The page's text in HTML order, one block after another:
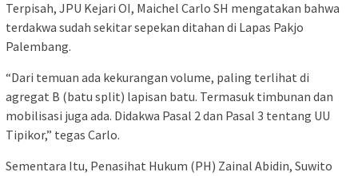
Terpisah, JPU Kejari OI, Maichel Carlo SH mengatakan bahwa
terdakwa sudah sekitar sepekan ditahan di Lapas Pakjo
Palembang.
“Dari temuan ada kekurangan volume, paling terlihat di
agregat B (batu split) lapisan batu. Termasuk timbunan dan
mobilisasi juga ada. Didakwa Pasal 2 dan Pasal 3 tentang UU
Tipikor,” tegas Carlo.
Sementara Itu, Penasihat Hukum (PH) Zainal Abidin, Suwito